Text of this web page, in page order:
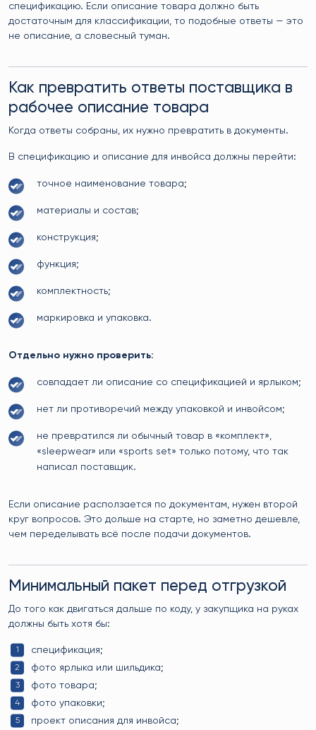
спецификацию. Если описание товара должно быть
достаточным для классификации, то подобные ответы — это
не описание, а словесный туман.
Как превратить ответы поставщика в
рабочее описание товара
Когда ответы собраны, их нужно превратить в документы.
В спецификацию и описание для инвойса должны перейти:
точное наименование товара;
материалы и состав;
конструкция;
функция;
комплектность;
маркировка и упаковка.
Отдельно нужно проверить:
совпадает ли описание со спецификацией и ярлыком;
нет ли противоречий между упаковкой и инвойсом;
не превратился ли обычный товар в «комплект»,
«sleepwear» или «sports set» только потому, что так
написал поставщик.
Если описание расползается по документам, нужен второй
круг вопросов. Это дольше на старте, но заметно дешевле,
чем переделывать всё после подачи документов.
Минимальный пакет перед отгрузкой
До того как двигаться дальше по коду, у закупщика на руках
должны быть хотя бы:
спецификация;
фото ярлыка или шильдика;
фото товара;
фото упаковки;
проект описания для инвойса;